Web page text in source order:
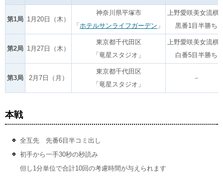
第1局 1月20日（木）
神奈川県平塚市
「 ホテルサンライフガーデン 」
上野愛咲美女流棋
黒番1目半勝ち
第2局 1月27日（木）
東京都千代田区
「竜星スタジオ」
上野愛咲美女流棋
白番5目半勝ち
第3局 2月7日（月）
東京都千代田区
「竜星スタジオ」
－
本戦
全互先 先番6目半コミ出し
初手から一手30秒の秒読み
但し1分単位で合計10回の考慮時間が与えられます